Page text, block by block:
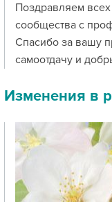
Поздравляем
сообщества с
Спасибо за вашу
самоотдачу и
Изменения в